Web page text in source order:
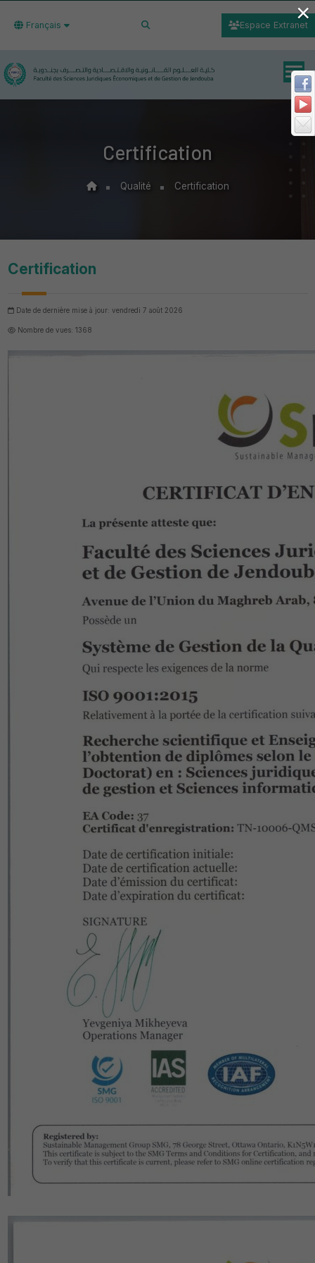
Français Espace Extranet
Certification
Qualité Certification
Certification
Date de dernière mise à jour: vendredi 7 août 2026
Nombre de vues: 1368
×